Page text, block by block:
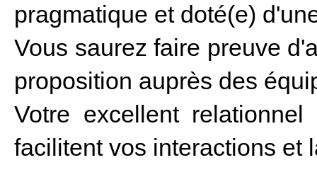
pragmatique et doté(e)
Vous saurez faire preuve
proposition auprès des
Votre excellent
facilitent vos interactions et